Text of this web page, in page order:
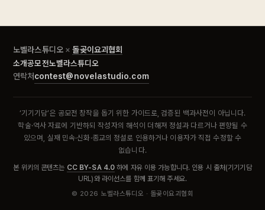
노벨라스튜디오 × 돌곶이요괴협회
소개공모전노벨라스튜디오
연락처contest@novelastudio.com
‘기기기담’은 공모전 창작을 돕기 위한 가이드로, 검증된 백과사전이 아닙니다.
학술·역사 자료에 기반하되 작성자의 해석이 더해져 정설과 다르거나 편향될 수
있으며, 실재 민속·신화·종교의 정설로 인용하거나 이용자가 직접 수정할 수
없습니다.
본 위키의 콘텐츠는 CC BY-SA 4.0 하에 자유 이용 가능합니다. 인용 시 출처(기기기담
URL)와 라이선스를 함께 표기해 주세요.
© 2026 노벨라스튜디오 · 돌곶이요괴협회